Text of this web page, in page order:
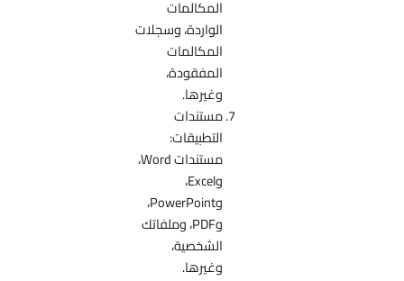
المكالمات
الواردة، وسجلات
المكالمات
المفقودة،
وغيرها.
مستندات
التطبيقات:
مستندات Word،
وExcel،
وPowerPoint،
وPDF، وملفاتك
الشخصية،
وغيرها.